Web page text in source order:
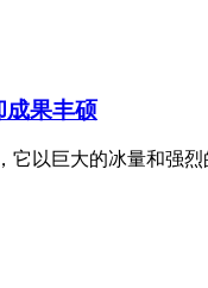
成果丰硕
以巨大的冰量和强